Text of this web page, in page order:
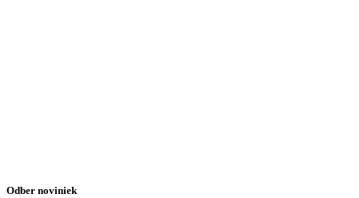
Odber noviniek